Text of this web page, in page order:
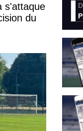
s'attaque
du